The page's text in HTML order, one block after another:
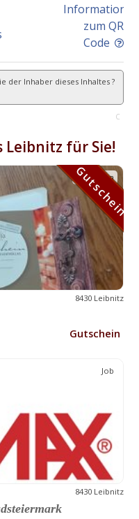
Information
zum QR
Code
der Inhaber dieses Inhaltes ?
C
für Sie!
Gutschein
8430 Leibnitz
Gutschein
Gutschein
Job
8430 Leibnitz